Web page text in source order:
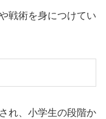
戦術を身につけてい
れ、小学生の段階か